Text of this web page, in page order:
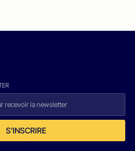
S'INSCRIRE